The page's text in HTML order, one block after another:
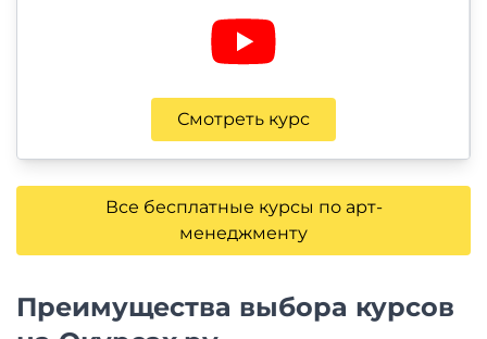
Смотреть курс
Все бесплатные курсы по арт-
менеджменту
Преимущества выбора курсов